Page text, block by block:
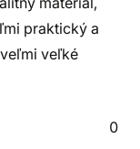
praktický a
veľké
0